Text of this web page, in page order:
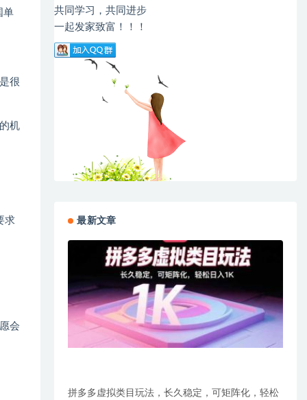
单
很
机
求
会
共同学习，共同进步
一起发家致富！！！
最新文章
拼多多虚拟类目玩法，长久稳定，可矩阵化，轻松